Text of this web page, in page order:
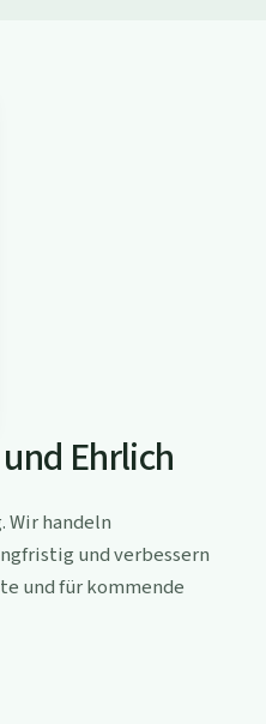
Ehrlich
handeln
und verbessern
und für kommende